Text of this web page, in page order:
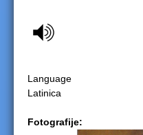
a
e
h
Language
Latinica
Fotografije: